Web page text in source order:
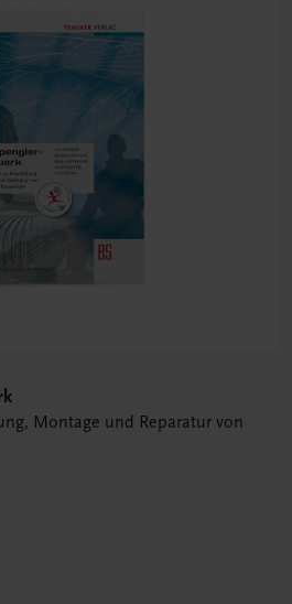
Montage und Reparatur von